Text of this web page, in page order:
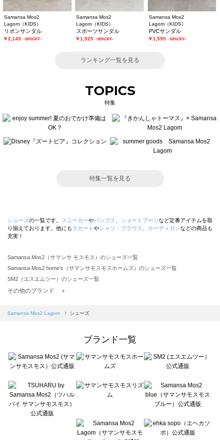
Samansa Mos2
Lagom（KIDS）
リボンサンダル
￥2,145 -50%OFF-
Samansa Mos2
Lagom（KIDS）
スポーツサンダル
￥1,925 -50%OFF-
Samansa Mos2
Lagom（KIDS）
PVCサンダル
￥1,595 -50%OFF-
ランキング一覧を見る
TOPICS
特集
特集一覧を見る
シューズの一覧です。 スニーカーやパンプス ショートブーツなど定番アイテムを取
り揃えております。他にも スカート やシャツ・ブラウス カーディガンなどの商品も
充実！
Samansa Mos2（サマンサ モスモス）のシューズ一覧
Samansa Mos2 home's（サマンサモスモスホームズ）のシューズ一覧
SM2（エスエムツー）のシューズ一覧
TSUHARU by Samansa Mos2（ツハルバイサマンサモスモス）のシューズ一覧
Samansa Mos2 blue（サマンサモスモス ブルー）のシューズ一覧
sō4ū（ソウフォーユー）のシューズ一覧
Te chichi（テチチ）のシューズ一覧
Te chichi CLASSIC（テチチ クラシック）のシューズ一覧
Lugnoncure（ルノンキュール）のシューズ一覧
BETTY'S BLUE（べティーズブルー）のシューズ一覧
Wpc.（ワールドパーティー）のシューズ一覧
その他のブランド ＋
Samansa Mos2 Lagom シューズ
ブランド一覧